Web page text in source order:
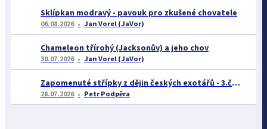
Sklípkan modravý - pavouk pro zkušené chovatele
06.08.2026 Jan Vorel (JaVor)
Chameleon třírohý (Jacksonův) a jeho chov
30.07.2026 Jan Vorel (JaVor)
Zapomenuté střípky z dějin českých exotářů - 3.část
28.07.2026 Petr Podpěra